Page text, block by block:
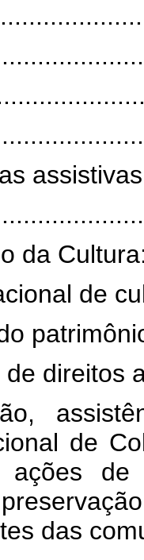
da
de
direitos
de
ações de
das